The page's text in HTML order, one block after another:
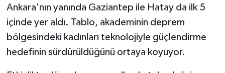
Ankara'nın yanında Gaziantep ile Hatay da ilk 5
içinde yer aldı. Tablo, akademinin deprem
bölgesindeki kadınları teknolojiyle güçlendirme
hedefinin sürdürüldüğünü ortaya koyuyor.